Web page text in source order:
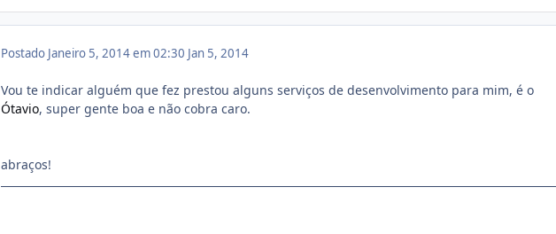
Postado Janeiro 5, 2014 em 02:30 Jan 5, 2014
Vou te indicar alguém que fez prestou alguns serviços de desenvolvimento para mim, é o
Ótavio, super gente boa e não cobra caro.
abraços!